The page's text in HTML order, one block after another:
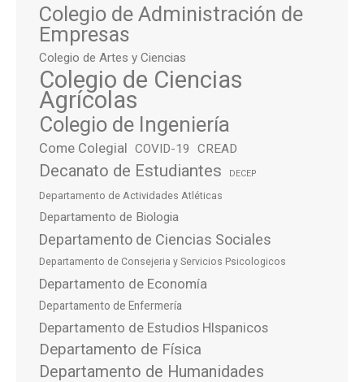
Colegio de Administración de
Empresas
Colegio de Artes y Ciencias
Colegio de Ciencias
Agrícolas
Colegio de Ingeniería
Come Colegial COVID-19 CREAD
Decanato de Estudiantes DECEP
Departamento de Actividades Atléticas
Departamento de Biologia
Departamento de Ciencias Sociales
Departamento de Consejeria y Servicios Psicologicos
Departamento de Economía
Departamento de Enfermería
Departamento de Estudios HIspanicos
Departamento de Física
Departamento de Humanidades